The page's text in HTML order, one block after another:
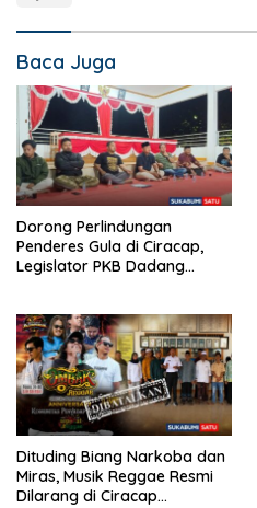
Baca Juga
Dorong Perlindungan
Penderes Gula di Ciracap,
Legislator PKB Dadang
Ketenagakerjaan
Dituding Biang Narkoba dan
Miras, Musik Reggae Resmi
Dilarang di Ciracap